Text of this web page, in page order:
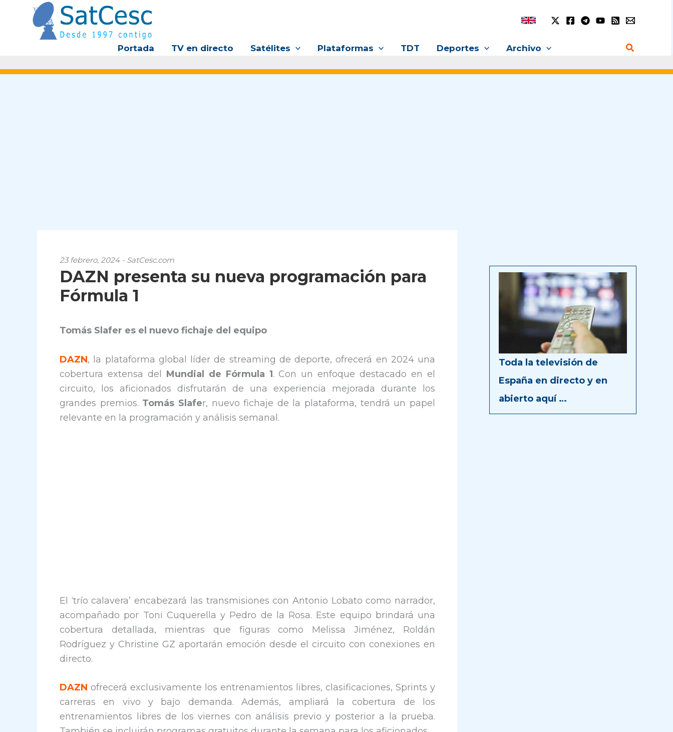
contenido
Portada TV en directo Satélites Plataformas TDT Deportes Archivo Buscar
23 febrero, 2024 - SatCesc.com
DAZN presenta su nueva programación para
Fórmula 1
Tomás Slafer es el nuevo fichaje del equipo
DAZN, la plataforma global líder de streaming de deporte, ofrecerá en 2024 una
cobertura extensa del Mundial de Fórmula 1. Con un enfoque destacado en el
circuito, los aficionados disfrutarán de una experiencia mejorada durante los
grandes premios. Tomás Slafer, nuevo fichaje de la plataforma, tendrá un papel
relevante en la programación y análisis semanal.
El ‘trío calavera’ encabezará las transmisiones con Antonio Lobato como narrador,
acompañado por Toni Cuquerella y Pedro de la Rosa. Este equipo brindará una
cobertura detallada, mientras que figuras como Melissa Jiménez, Roldán
Rodríguez y Christine GZ aportarán emoción desde el circuito con conexiones en
directo.
DAZN ofrecerá exclusivamente los entrenamientos libres, clasificaciones, Sprints y
carreras en vivo y bajo demanda. Además, ampliará la cobertura de los
entrenamientos libres de los viernes con análisis previo y posterior a la prueba.
Toda la televisión de
España en directo y en
abierto aquí …